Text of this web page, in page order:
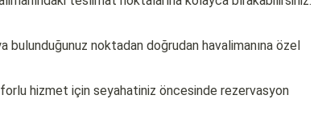
noktadan doğrudan havalimanına özel
hizmet için seyahatiniz öncesinde rezervasyon